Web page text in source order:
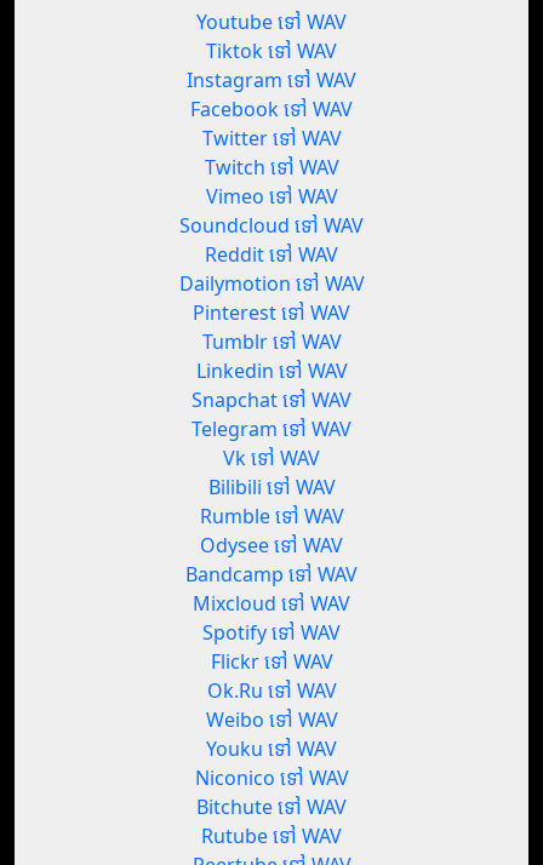
Youtube ទៅ WAV
Tiktok ទៅ WAV
Instagram ទៅ WAV
Facebook ទៅ WAV
Twitter ទៅ WAV
Twitch ទៅ WAV
Vimeo ទៅ WAV
Soundcloud ទៅ WAV
Reddit ទៅ WAV
Dailymotion ទៅ WAV
Pinterest ទៅ WAV
Tumblr ទៅ WAV
Linkedin ទៅ WAV
Snapchat ទៅ WAV
Telegram ទៅ WAV
Vk ទៅ WAV
Bilibili ទៅ WAV
Rumble ទៅ WAV
Odysee ទៅ WAV
Bandcamp ទៅ WAV
Mixcloud ទៅ WAV
Spotify ទៅ WAV
Flickr ទៅ WAV
Ok.Ru ទៅ WAV
Weibo ទៅ WAV
Youku ទៅ WAV
Niconico ទៅ WAV
Bitchute ទៅ WAV
Rutube ទៅ WAV